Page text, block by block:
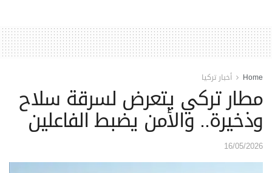
Home أخبار تركيا
مطار تركي يتعرض لسرقة سلاح
وذخيرة.. والأمن يضبط الفاعلين
16/05/2026